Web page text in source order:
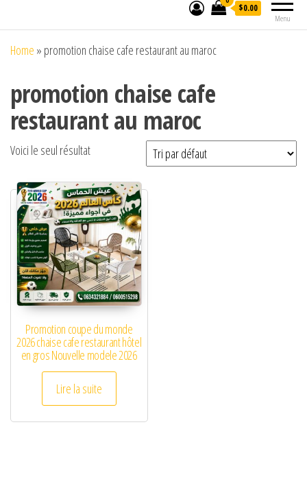
Menu
$0.00
Home » promotion chaise cafe restaurant au maroc
promotion chaise cafe
restaurant au maroc
Voici le seul résultat
Promotion coupe du monde
2026 chaise cafe restaurant hôtel
en gros Nouvelle modele 2026
Lire la suite